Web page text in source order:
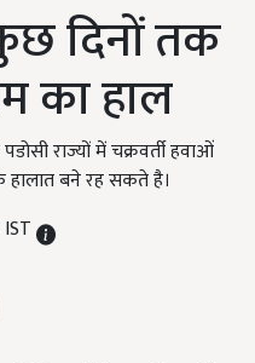
दिनों तक
का हाल
राज्यों में चक्रवर्ती हवाओं
बने रह सकते है।